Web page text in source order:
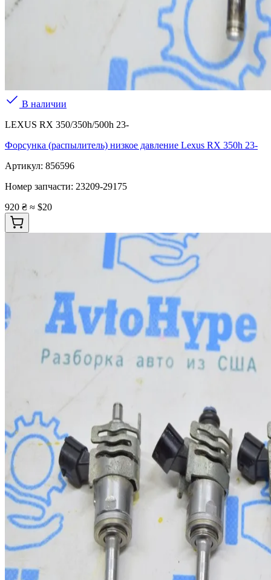
В наличии
LEXUS RX 350/350h/500h 23-
Форсунка (распылитель) низкое давление Lexus RX 350h 23-
Артикул: 856596
Номер запчасти: 23209-29175
920 ₴ ≈ $20